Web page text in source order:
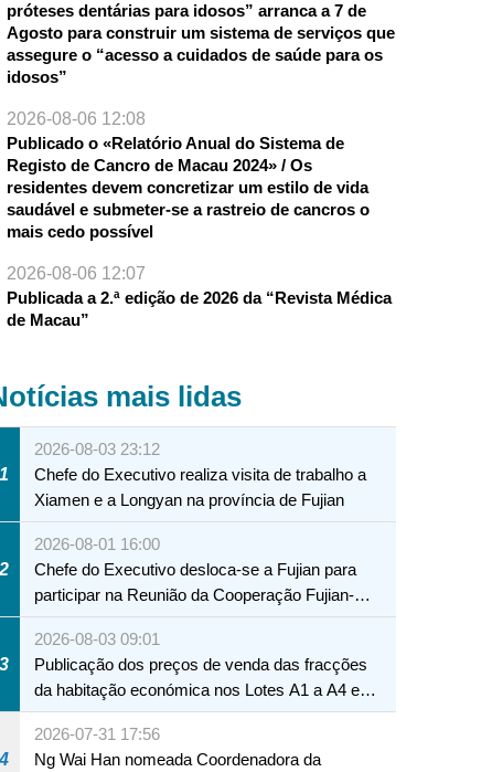
próteses dentárias para idosos” arranca a 7 de
Agosto para construir um sistema de serviços que
assegure o “acesso a cuidados de saúde para os
idosos”
2026-08-06 12:08
Publicado o «Relatório Anual do Sistema de
Registo de Cancro de Macau 2024» / Os
residentes devem concretizar um estilo de vida
saudável e submeter-se a rastreio de cancros o
mais cedo possível
2026-08-06 12:07
Publicada a 2.ª edição de 2026 da “Revista Médica
de Macau”
mais lidas
1
2026-08-03 23:12
Chefe do Executivo realiza visita de trabalho a
Xiamen e a Longyan na província de Fujian
2
2026-08-01 16:00
Chefe do Executivo desloca-se a Fujian para
participar na Reunião da Cooperação Fujian-
Macau
3
2026-08-03 09:01
Publicação dos preços de venda das fracções
da habitação económica nos Lotes A1 a A4 e
A12 da Zona A dos Novos Aterros
2026-07-31 17:56
Ng Wai Han nomeada Coordenadora da